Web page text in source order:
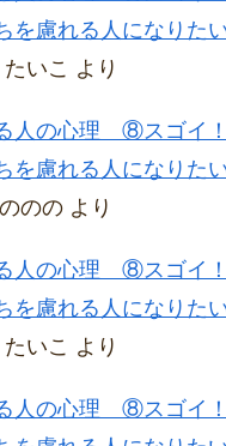
を慮れる人になりたい
いこ より
人の心理 ⑧スゴイ
を慮れる人になりたい
のの より
人の心理 ⑧スゴイ
を慮れる人になりたい
いこ より
人の心理 ⑧スゴイ